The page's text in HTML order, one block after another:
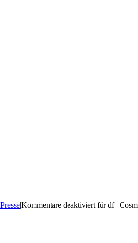
Presse|Kommentare deaktiviert für df |